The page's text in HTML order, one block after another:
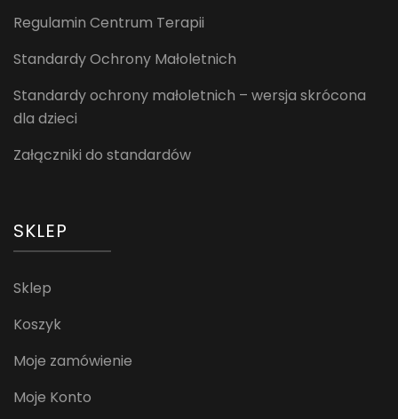
Regulamin Centrum Terapii
Standardy Ochrony Małoletnich
Standardy ochrony małoletnich – wersja skrócona
dla dzieci
Załączniki do standardów
SKLEP
Sklep
Koszyk
Moje zamówienie
Moje Konto